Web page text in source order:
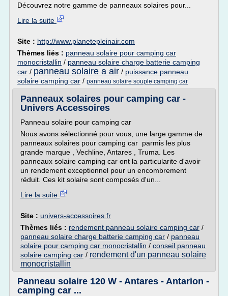
Découvrez notre gamme de panneaux solaires pour...
Lire la suite
Site : http://www.planetepleinair.com
Thèmes liés : panneau solaire pour camping car
monocristallin / panneau solaire charge batterie camping
car / panneau solaire a air / puissance panneau
solaire camping car / panneau solaire souple camping car
Panneaux solaires pour camping car -
Univers Accessoires
Panneau solaire pour camping car
Nous avons sélectionné pour vous, une large gamme de
panneaux solaires pour camping car parmis les plus
grande marque , Vechline, Antares , Truma. Les
panneaux solaire camping car ont la particularite d'avoir
un rendement exceptionnel pour un encombrement
réduit. Ces kit solaire sont composés d'un...
Lire la suite
Site : univers-accessoires.fr
Thèmes liés : rendement panneau solaire camping car /
panneau solaire charge batterie camping car / panneau
solaire pour camping car monocristallin / conseil panneau
solaire camping car / rendement d'un panneau solaire
monocristallin
Panneau solaire 120 W - Antares - Antarion -
camping car ...